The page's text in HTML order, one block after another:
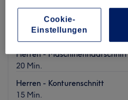
Herren - Trockenhaarschnitt
20 Min.
Herren - Maschinenhaarschnitt
20 Min.
Herren - Konturenschnitt
15 Min.
Cookie-
Einstellungen